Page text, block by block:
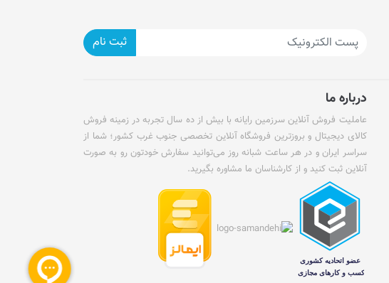
ثبت نام
درباره ما
عاملیت فروش آنلاین سرزمین رایانه با بیش از ده سال تجربه در زمینه فروش
کالای دیجیتال و بروزترین فروشگاه آنلاین تخصصی جنوب غرب کشور؛ شما از
سراسر ایران و در هر ساعت شبانه روز می‌توانید سفارش خودتون رو به صورت
آنلاین ثبت کنید و از کارشناسان ما مشاوره بگیرید.